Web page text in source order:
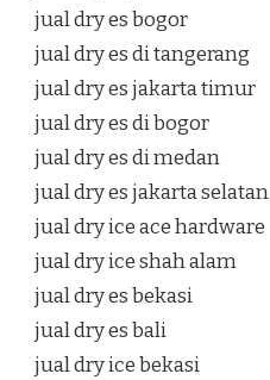
jual dry es bogor
jual dry es di tangerang
jual dry es jakarta timur
jual dry es di bogor
jual dry es di medan
jual dry es jakarta selatan
jual dry ice ace hardware
jual dry ice shah alam
jual dry es bekasi
jual dry es bali
jual dry ice bekasi